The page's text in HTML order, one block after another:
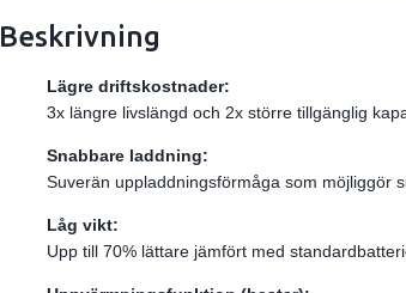
Beskrivning
Lägre driftskostnader:
3x längre livslängd och 2x större tillgänglig
Snabbare laddning:
Suverän uppladdningsförmåga som möjliggör
Låg vikt:
Upp till 70% lättare jämfört med